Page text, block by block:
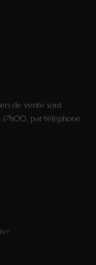
de vente sont
17h00, par téléphone